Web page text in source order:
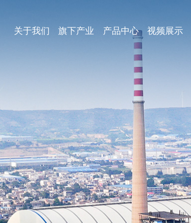
关于我们 旗下产业 产品中心 视频展示